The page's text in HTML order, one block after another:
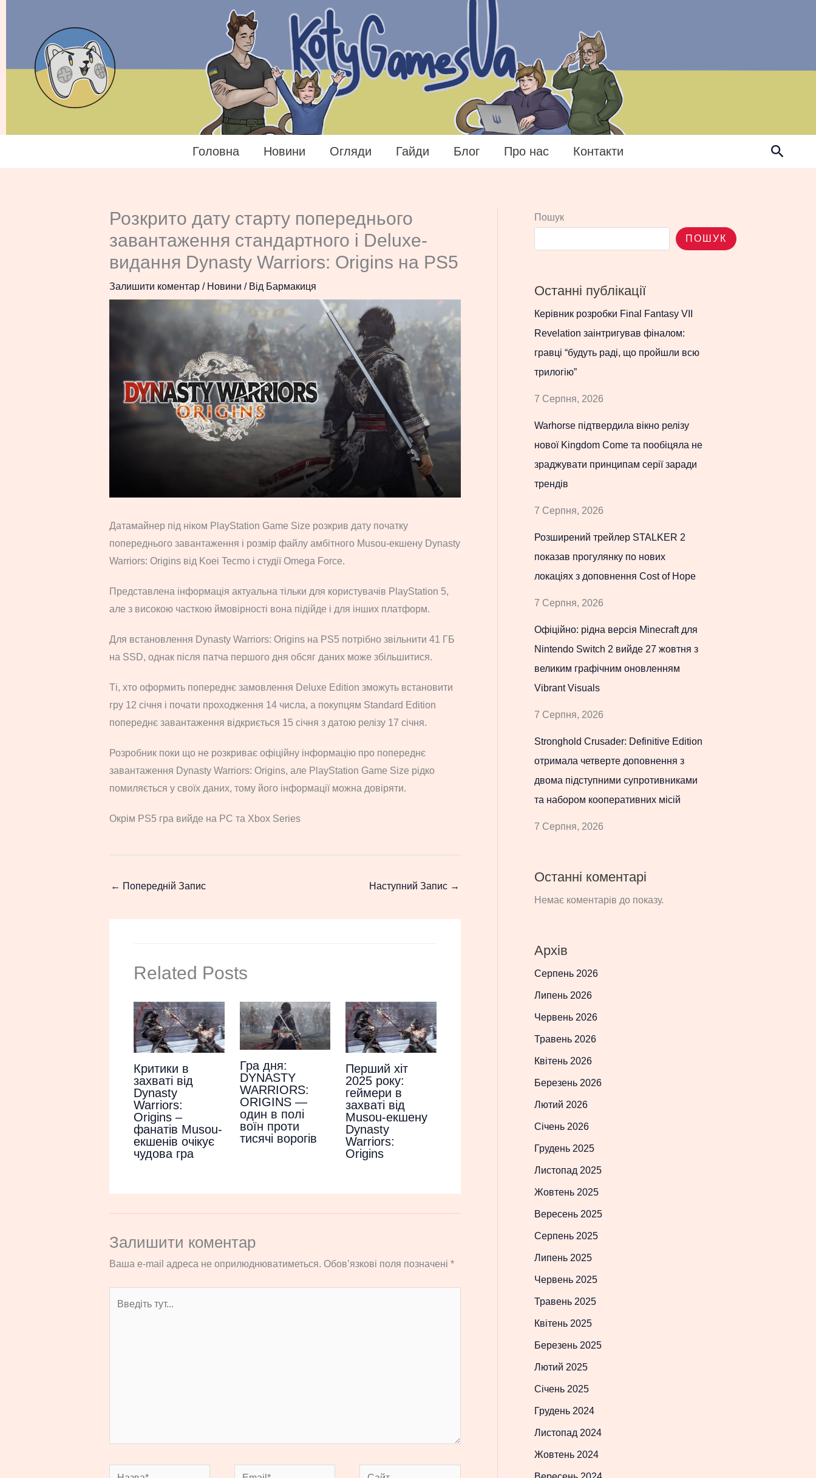
Головна Новини Огляди Гайди Блог Про нас Контакти Пошук
Розкрито дату старту попереднього
завантаження стандартного і Deluxe-
видання Dynasty Warriors: Origins на PS5
Залишити коментар / Новини / Від Бармакиця
Датамайнер під ніком PlayStation Game Size розкрив дату початку
попереднього завантаження і розмір файлу амбітного Musou-екшену Dynasty
Warriors: Origins від Koei Tecmo і студії Omega Force.
Представлена інформація актуальна тільки для користувачів PlayStation 5,
але з високою часткою ймовірності вона підійде і для інших платформ.
Для встановлення Dynasty Warriors: Origins на PS5 потрібно звільнити 41 ГБ
на SSD, однак після патча першого дня обсяг даних може збільшитися.
Ті, хто оформить попереднє замовлення Deluxe Edition зможуть встановити
гру 12 січня і почати проходження 14 числа, а покупцям Standard Edition
попереднє завантаження відкриється 15 січня з датою релізу 17 січня.
Розробник поки що не розкриває офіційну інформацію про попереднє
завантаження Dynasty Warriors: Origins, але PlayStation Game Size рідко
помиляється у своїх даних, тому його інформації можна довіряти.
Окрім PS5 гра вийде на PC та Xbox Series
← Попередній Запис Наступний Запис →
Related Posts
Критики в
захваті від
Dynasty
Warriors:
Origins –
фанатів Musou-
екшенів очікує
чудова гра
Гра дня:
DYNASTY
WARRIORS:
ORIGINS —
один в полі
воїн проти
тисячі ворогів
Перший хіт
2025 року:
геймери в
захваті від
Musou-екшену
Dynasty
Warriors:
Origins
Залишити коментар
Ваша e-mail адреса не оприлюднюватиметься. Обов’язкові поля позначені *
Назва* Email* Сайт
Пошук
ПОШУК
Останні публікації
Керівник розробки Final Fantasy VII
Revelation заінтригував фіналом:
гравці “будуть раді, що пройшли всю
трилогію”
7 Серпня, 2026
Warhorse підтвердила вікно релізу
нової Kingdom Come та пообіцяла не
зраджувати принципам серії заради
трендів
7 Серпня, 2026
Розширений трейлер STALKER 2
показав прогулянку по нових
локаціях з доповнення Cost of Hope
7 Серпня, 2026
Офіційно: рідна версія Minecraft для
Nintendo Switch 2 вийде 27 жовтня з
великим графічним оновленням
Vibrant Visuals
7 Серпня, 2026
Stronghold Crusader: Definitive Edition
отримала четверте доповнення з
двома підступними супротивниками
та набором кооперативних місій
7 Серпня, 2026
Останні коментарі
Немає коментарів до показу.
Архів
Серпень 2026
Липень 2026
Червень 2026
Травень 2026
Квітень 2026
Березень 2026
Лютий 2026
Січень 2026
Грудень 2025
Листопад 2025
Жовтень 2025
Вересень 2025
Серпень 2025
Липень 2025
Червень 2025
Травень 2025
Квітень 2025
Березень 2025
Лютий 2025
Січень 2025
Грудень 2024
Листопад 2024
Жовтень 2024